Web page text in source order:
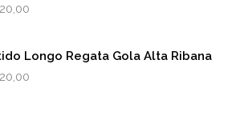
Longo Regata Gola Alta Ribana